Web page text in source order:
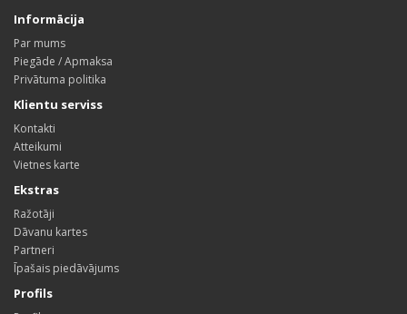
Informācija
Par mums
Piegāde / Apmaksa
Privātuma politika
Klientu serviss
Kontakti
Atteikumi
Vietnes karte
Ekstras
Ražotāji
Dāvanu kartes
Partneri
Īpašais piedāvājums
Profils